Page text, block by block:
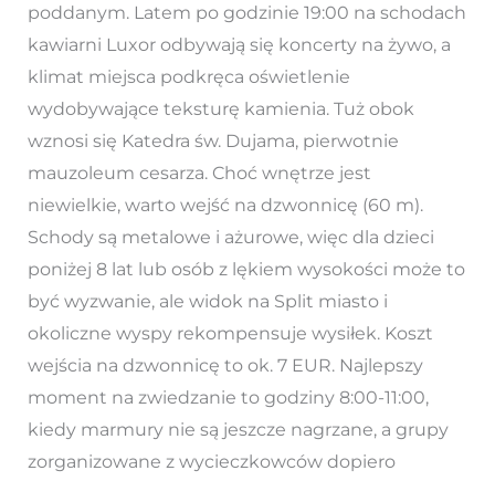
poddanym. Latem po godzinie 19:00 na schodach
kawiarni Luxor odbywają się koncerty na żywo, a
klimat miejsca podkręca oświetlenie
wydobywające teksturę kamienia. Tuż obok
wznosi się Katedra św. Dujama, pierwotnie
mauzoleum cesarza. Choć wnętrze jest
niewielkie, warto wejść na dzwonnicę (60 m).
Schody są metalowe i ażurowe, więc dla dzieci
poniżej 8 lat lub osób z lękiem wysokości może to
być wyzwanie, ale widok na Split miasto i
okoliczne wyspy rekompensuje wysiłek. Koszt
wejścia na dzwonnicę to ok. 7 EUR. Najlepszy
moment na zwiedzanie to godziny 8:00-11:00,
kiedy marmury nie są jeszcze nagrzane, a grupy
zorganizowane z wycieczkowców dopiero